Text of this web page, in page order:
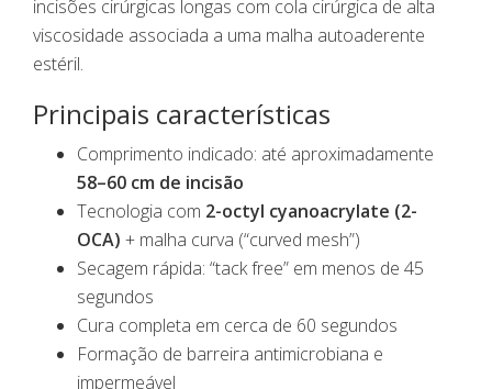
incisões cirúrgicas longas com cola cirúrgica de alta
viscosidade associada a uma malha autoaderente
estéril.
Principais características
Comprimento indicado: até aproximadamente
58–60 cm de incisão
Tecnologia com 2-octyl cyanoacrylate (2-
OCA) + malha curva (“curved mesh”)
Secagem rápida: “tack free” em menos de 45
segundos
Cura completa em cerca de 60 segundos
Formação de barreira antimicrobiana e
impermeável